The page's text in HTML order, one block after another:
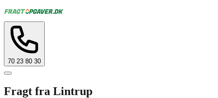
70 23 80 30
Fragt fra Lintrup